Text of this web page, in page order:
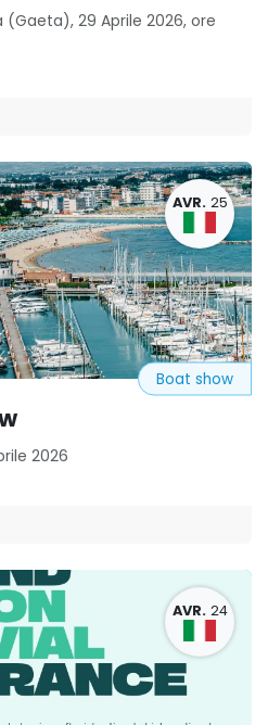
(Gaeta), 29 Aprile 2026, ore
AVR. 25
2026
Boat show
AVR. 24